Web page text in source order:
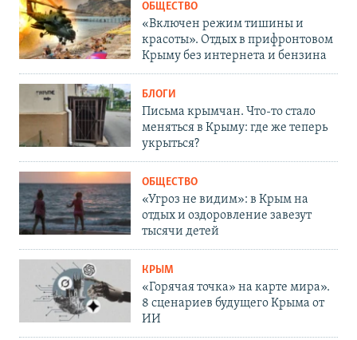
ОБЩЕСТВО
«Включен режим тишины и
красоты». Отдых в прифронтовом
Крыму без интернета и бензина
БЛОГИ
Письма крымчан. Что-то стало
меняться в Крыму: где же теперь
укрыться?
ОБЩЕСТВО
«Угроз не видим»: в Крым на
отдых и оздоровление завезут
тысячи детей
КРЫМ
«Горячая точка» на карте мира».
8 сценариев будущего Крыма от
ИИ